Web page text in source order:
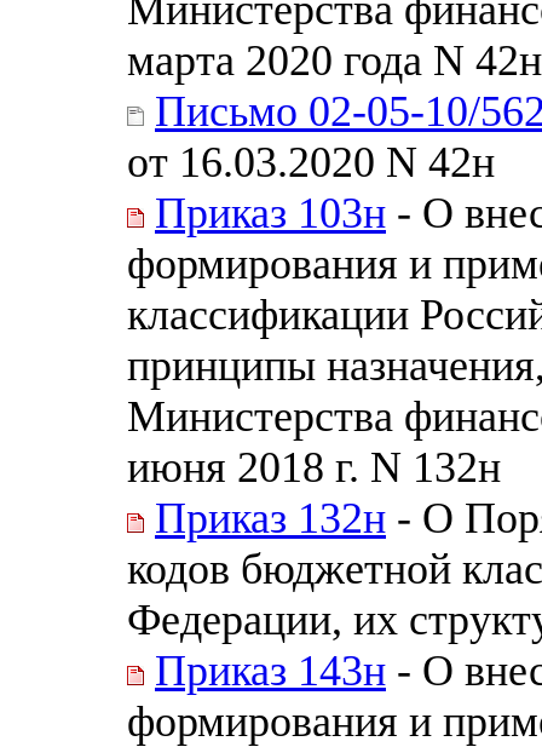
марта 2020 года N 42н
Письмо 02-05-10/
от 16.03.2020 N 42н
Приказ 103н - О
формирования и
классификации
принципы
Министерства
июня 2018 г. N 132н
Приказ 132н - О
кодов бюджетной
Федерации, их
Приказ 143н - О
формирования и